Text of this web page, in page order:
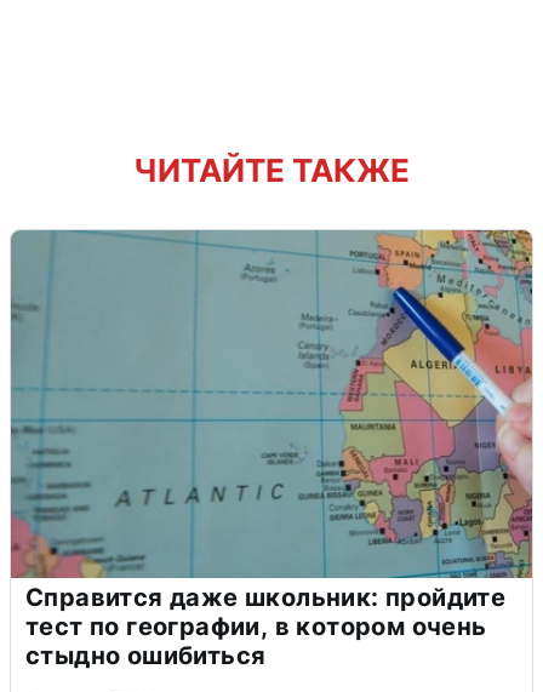
ЧИТАЙТЕ ТАКЖЕ
Справится даже школьник: пройдите
тест по географии, в котором очень
стыдно ошибиться